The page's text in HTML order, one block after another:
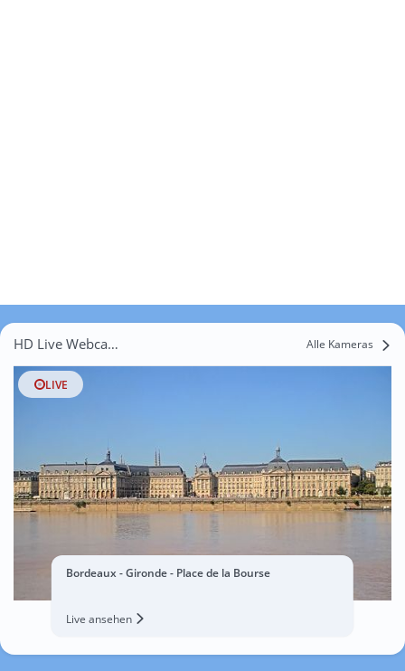
HD Live Webcams Capian Alle Kameras
LIVE
Bordeaux - Gironde - Place de la Bourse
Live ansehen